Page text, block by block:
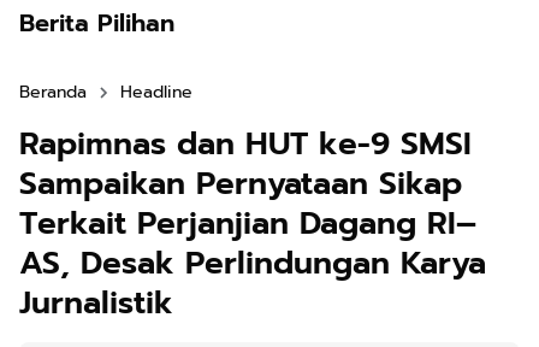
Berita Pilihan
Beranda Headline
Rapimnas dan HUT ke-9 SMSI
Sampaikan Pernyataan Sikap
Terkait Perjanjian Dagang RI–
AS, Desak Perlindungan Karya
Jurnalistik